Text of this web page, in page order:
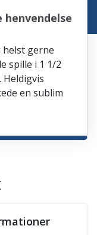
helst gerne
spille i 1 1/2
en sublim